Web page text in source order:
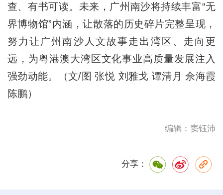
查、有书可读。未来，广州南沙将持续丰富“无
界博物馆”内涵，让散落的历史碎片完整呈现，
努力让广州南沙人文故事走出湾区、走向更
远，为粤港澳大湾区文化事业高质量发展注入
强劲动能。（文/图 张悦 刘雅戈 谭清月 佘海霞
陈鹏）
编辑：窦钰沛
分享：